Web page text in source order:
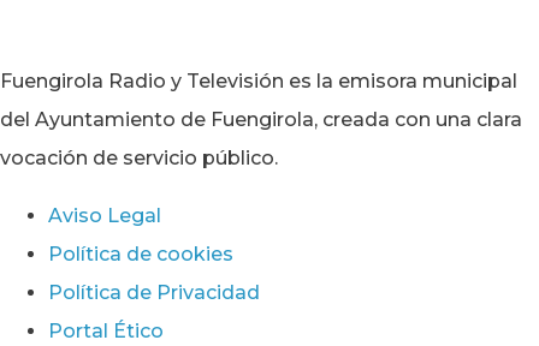
Fuengirola Radio y Televisión es la emisora municipal
del Ayuntamiento de Fuengirola, creada con una clara
vocación de servicio público.
Aviso Legal
Política de cookies
Política de Privacidad
Portal Ético